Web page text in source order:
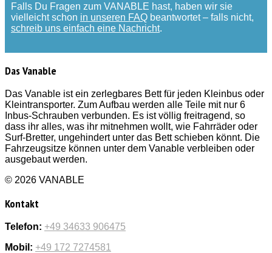
Falls Du Fragen zum VANABLE hast, haben wir sie
vielleicht schon in unseren FAQ beantwortet – falls nicht,
schreib uns einfach eine Nachricht.
Das Vanable
Das Vanable ist ein zerlegbares Bett für jeden Kleinbus oder
Kleintransporter. Zum Aufbau werden alle Teile mit nur 6
Inbus-Schrauben verbunden. Es ist völlig freitragend, so
dass ihr alles, was ihr mitnehmen wollt, wie Fahrräder oder
Surf-Bretter, ungehindert unter das Bett schieben könnt. Die
Fahrzeugsitze können unter dem Vanable verbleiben oder
ausgebaut werden.
© 2026 VANABLE
Kontakt
Telefon: +49 34633 906475
Mobil: +49 172 7274581